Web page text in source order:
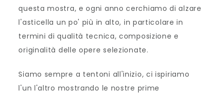
questa mostra, e ogni anno cerchiamo di alzare
l'asticella un po' più in alto, in particolare in
termini di qualità tecnica, composizione e
originalità delle opere selezionate.
Siamo sempre a tentoni all'inizio, ci ispiriamo
l'un l'altro mostrando le nostre prime